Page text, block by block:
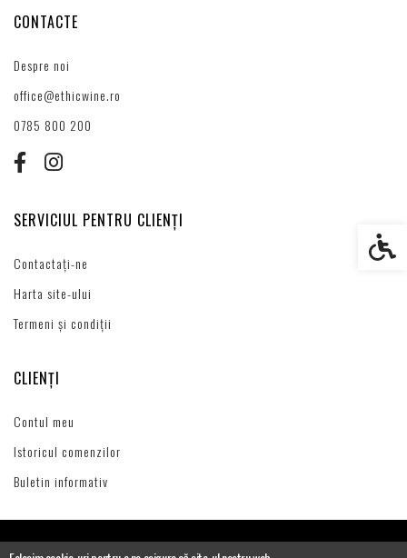
CONTACTE
Despre noi
office@ethicwine.ro
0785 800 200
SERVICIUL PENTRU CLIENȚI
Contactați-ne
Harta site-ului
Termeni și condiții
CLIENȚI
Contul meu
Istoricul comenzilor
Buletin informativ
Setări